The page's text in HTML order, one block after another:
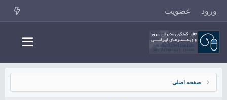
ورود عضویت
صفحه اصلی